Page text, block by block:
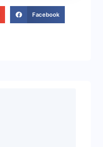
Facebook